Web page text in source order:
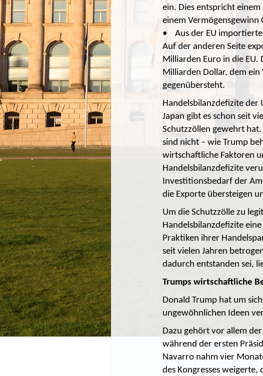
ein. Dies entspricht
einem Vermögensgewinn
• Aus der EU
Auf der anderen Seite
Milliarden Euro in die EU.
Milliarden Dollar, dem
gegenübersteht.
Handelsbilanzdefizite der
Japan gibt es schon seit
Schutzzöllen gewehrt
sind nicht – wie Trump
wirtschaftliche Faktoren
Handelsbilanzdefizite
Investitionsbedarf der
die Exporte übersteigen
Um die Schutzzölle zu
Handelsbilanzdefizite
Praktiken ihrer
seit vielen Jahren
dadurch entstanden sei,
Trumps wirtschaftliche
Donald Trump hat um
ungewöhnlichen Ideen
Dazu gehört vor allem
während der ersten
Navarro nahm vier
des Kongresses weigerte,